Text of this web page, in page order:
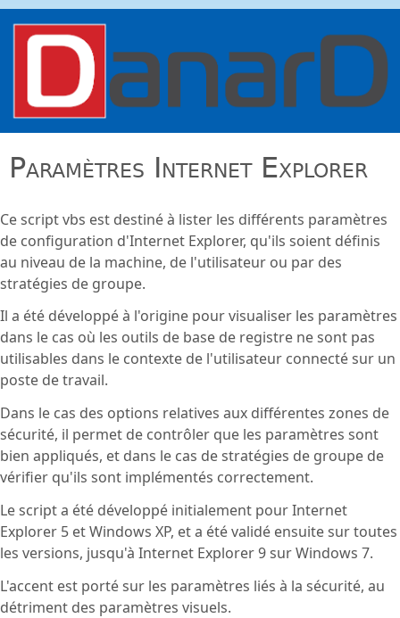
danard.net
Paramètres Internet Explorer
Ce script vbs est destiné à lister les différents paramètres
de configuration d'Internet Explorer, qu'ils soient définis
au niveau de la machine, de l'utilisateur ou par des
stratégies de groupe.
Il a été développé à l'origine pour visualiser les paramètres
dans le cas où les outils de base de registre ne sont pas
utilisables dans le contexte de l'utilisateur connecté sur un
poste de travail.
Dans le cas des options relatives aux différentes zones de
sécurité, il permet de contrôler que les paramètres sont
bien appliqués, et dans le cas de stratégies de groupe de
vérifier qu'ils sont implémentés correctement.
Le script a été développé initialement pour Internet
Explorer 5 et Windows XP, et a été validé ensuite sur toutes
les versions, jusqu'à Internet Explorer 9 sur Windows 7.
L'accent est porté sur les paramètres liés à la sécurité, au
détriment des paramètres visuels.